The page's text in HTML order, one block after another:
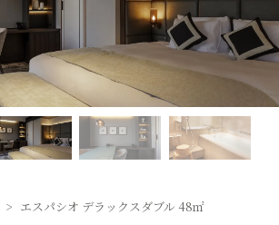
エスパシオ デラックスダブル 48㎡